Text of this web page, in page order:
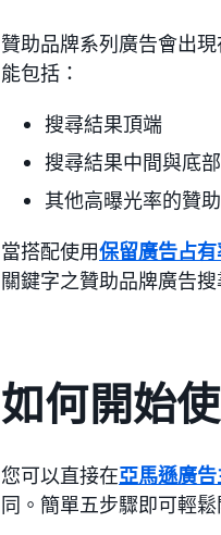
贊助品牌系列廣告會出
能包括：
搜尋結果頂端
搜尋結果中間與底部
其他高曝光率的贊
當搭配使用保留廣告占有
關鍵字之贊助品牌廣告
如何開始
您可以直接在亞馬遜廣
同。簡單五步驟即可輕鬆